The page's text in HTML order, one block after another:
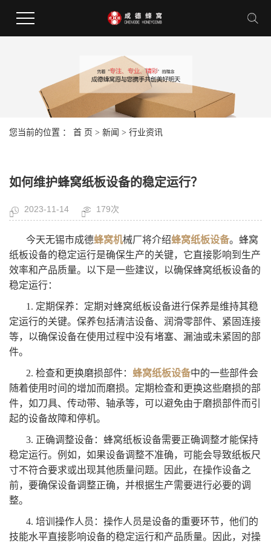
您当前的位置 ： 首 页 > 新闻 > 行业资讯
如何维护蜂窝纸板设备的稳定运行？
2023-11-14 179次
今天无锡市成德蜂窝机械厂将介绍蜂窝纸板设备。蜂窝
纸板设备的稳定运行是确保生产的关键，它直接影响到生产
效率和产品质量。以下是一些建议，以确保蜂窝纸板设备的
稳定运行：
1. 定期保养：定期对蜂窝纸板设备进行保养是维持其稳
定运行的关键。保养包括清洁设备、润滑零部件、紧固连接
等，以确保设备在使用过程中没有堵塞、漏油或未紧固的部
件。
2. 检查和更换磨损部件： 蜂窝纸板设备中的一些部件会
随着使用时间的增加而磨损。定期检查和更换这些磨损的部
件，如刀具、传动带、轴承等，可以避免由于磨损部件而引
起的设备故障和停机。
3. 正确调整设备：蜂窝纸板设备需要正确调整才能保持
稳定运行。例如，如果设备调整不准确，可能会导致纸板尺
寸不符合要求或出现其他质量问题。因此，在操作设备之
前，要确保设备调整正确，并根据生产需要进行必要的调
整。
4. 培训操作人员：操作人员是设备的重要环节，他们的
技能水平直接影响设备的稳定运行和产品质量。因此，对操